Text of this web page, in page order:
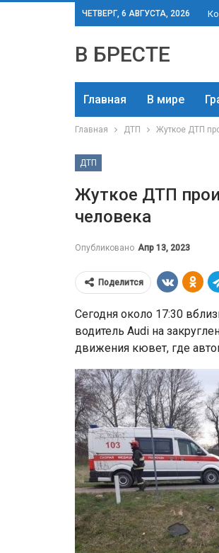
ЧЕТВЕРГ, 6 АВГУСТА, 2026
В БРЕСТЕ
Главная В мире
Главная ДТП Жуткое ДТП
ДТП
Жуткое ДТП
человека
Опубликовано Апр 13, 2023
Поделится
Сегодня около 17:30
водитель Audi на
движения кювет, где